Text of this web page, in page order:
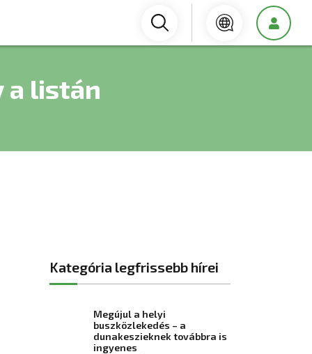
a listán
Kategória legfrissebb hírei
Megújul a helyi
buszközlekedés – a
dunakeszieknek továbbra is
ingyenes